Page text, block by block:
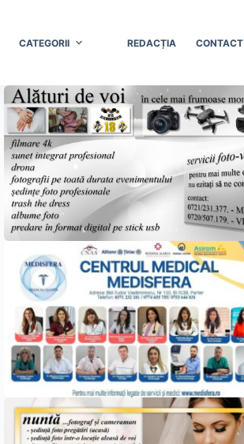
CATEGORII REDACȚIA CONTACT